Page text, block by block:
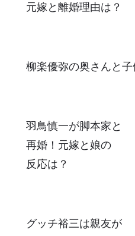
元嫁と離婚理由は？
柳楽優弥の奥さんと
羽鳥慎一が脚本家と
再婚！元嫁と娘の
反応は？
グッチ裕三は親友が